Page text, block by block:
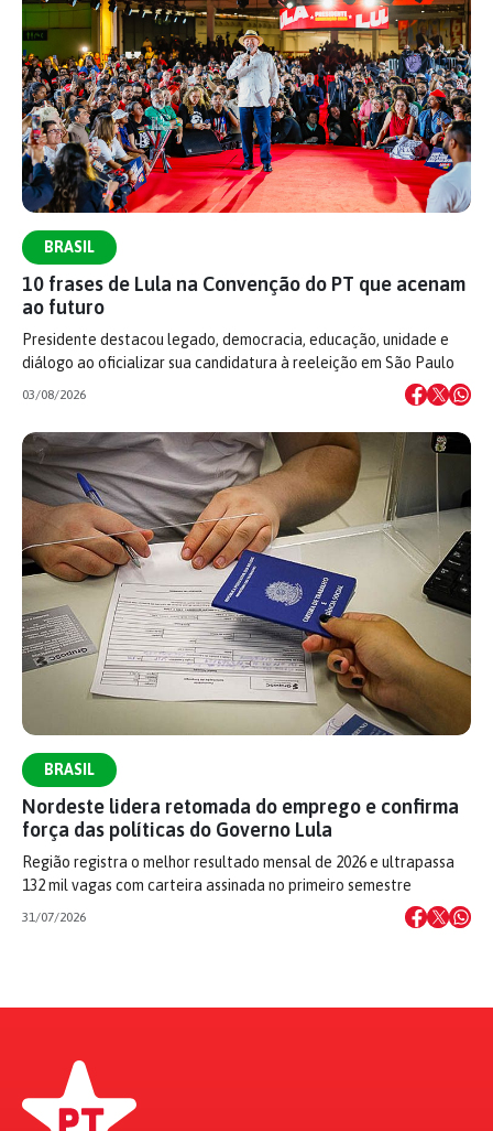
BRASIL
10 frases de Lula na Convenção do PT que acenam
ao futuro
Presidente destacou legado, democracia, educação, unidade e
diálogo ao oficializar sua candidatura à reeleição em São Paulo
03/08/2026
BRASIL
Nordeste lidera retomada do emprego e confirma
força das políticas do Governo Lula
Região registra o melhor resultado mensal de 2026 e ultrapassa
132 mil vagas com carteira assinada no primeiro semestre
31/07/2026